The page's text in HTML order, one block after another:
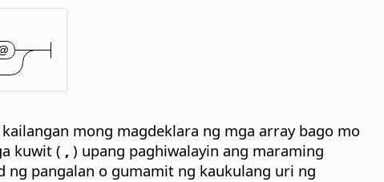
mong magdeklara ng mga array bago mo
kuwit ( , ) upang paghiwalayin ang maraming
ng pangalan o gumamit ng kaukulang uri ng